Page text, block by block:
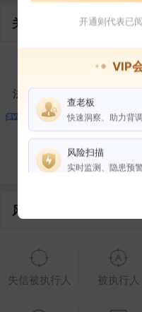
关联企业
法定代表人
控制企业 所属集团
风险信息
失信被执行人 被执行人
开通则代表已
VIP
查老板
快速洞察、助力背调
风险扫描
实时监测、隐患预警
权益说明